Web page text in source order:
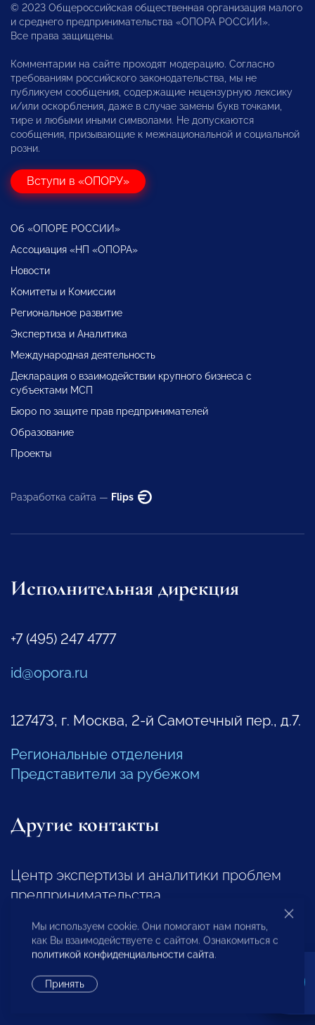
© 2023 Общероссийская общественная организация малого
и среднего предпринимательства «ОПОРА РОССИИ».
Все права защищены.
Комментарии на сайте проходят модерацию. Согласно
требованиям российского законодательства, мы не
публикуем сообщения, содержащие нецензурную лексику
и/или оскорбления, даже в случае замены букв точками,
тире и любыми иными символами. Не допускаются
сообщения, призывающие к межнациональной и социальной
розни.
Вступи в «ОПОРУ»
Об «ОПОРЕ РОССИИ»
Ассоциация «НП «ОПОРА»
Новости
Комитеты и Комиссии
Региональное развитие
Экспертиза и Аналитика
Международная деятельность
Декларация о взаимодействии крупного бизнеса с
субъектами МСП
Бюро по защите прав предпринимателей
Образование
Проекты
Разработка сайта — Flips
Исполнительная дирекция
+7 (495) 247 4777
id@opora.ru
127473, г. Москва, 2-й Самотечный пер., д.7.
Региональные отделения
Представители за рубежом
Другие контакты
Центр экспертизы и аналитики проблем
предпринимательства
+7 (495) 247-4777
Мы используем cookie. Они помогают нам понять,
как Вы взаимодействуете с сайтом. Ознакомиться с
политикой конфиденциальности сайта.
Принять